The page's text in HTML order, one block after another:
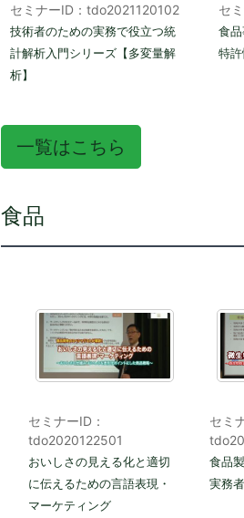
セミナーID：tdo2021120102
技術者のための実務で役立つ統
計解析入門シリーズ【多変量解
析】
セ
食
特
一覧はこちら
食品
セミナーID：
tdo2020122501
おいしさの見える化と適切
に伝えるための言語表現・
マーケティング
セミ
食品
実務